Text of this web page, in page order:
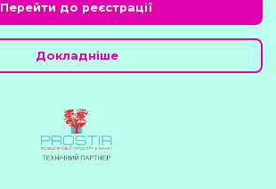
Перейти до реєстрації
Докладніше